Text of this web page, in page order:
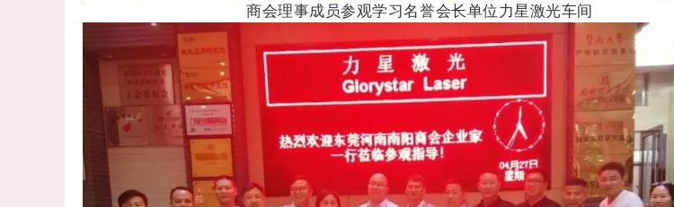
商会理事成员参观学习名誉会长单位力星激光车间